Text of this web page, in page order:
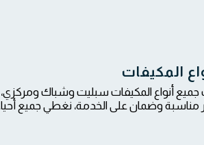
المكيفات
أنواع المكيفات سبليت وشباك
مناسبة وضمان على الخدمة، نغطي جميع